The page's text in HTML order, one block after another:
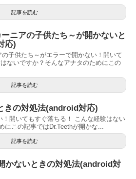
記事を読む
ニアの子供たち～が開かないと
応)
子供たち～がエラーで開かない！開いて
ないですか？そんなアナタのためにこの
記事を読む
きの対処法(android対応)
！開いてもすぐ落ちる！ こんな経験はない
この記事ではDr.Teethが開かな...
記事を読む
かないときの対処法(android対